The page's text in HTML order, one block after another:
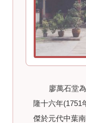
廖萬石堂
隆十六年(1751
傑於元代中葉